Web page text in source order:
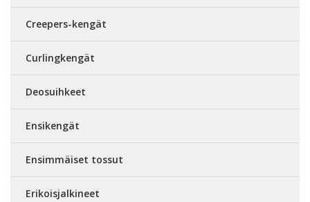
Creepers-kengät
Curlingkengät
Deosuihkeet
Ensikengät
Ensimmäiset tossut
Erikoisjalkineet